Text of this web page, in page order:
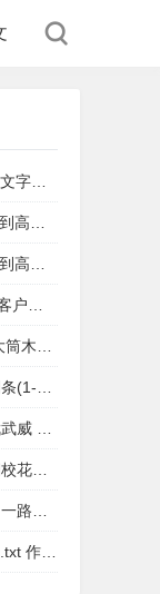
需设置
用法
法
科技
下载
小说！
说！
下载
小说！
小说！